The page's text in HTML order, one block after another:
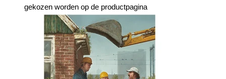
gekozen worden op de productpagina